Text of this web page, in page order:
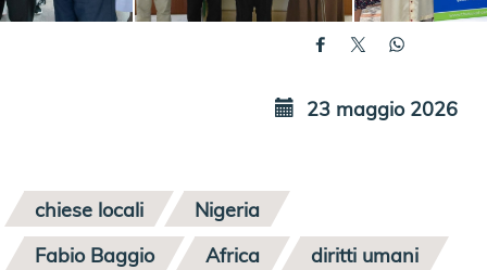
23 maggio 2026
chiese locali
Nigeria
Fabio Baggio
Africa
diritti umani